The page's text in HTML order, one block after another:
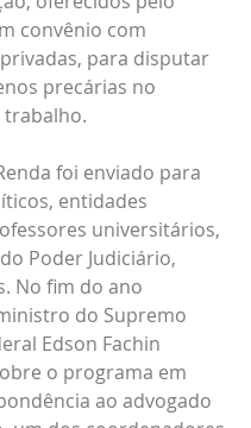
convênio com
para disputar
precárias no
trabalho.
foi enviado para
entidades
universitários,
Poder Judiciário,
No fim do ano
do Supremo
Edson Fachin
o programa em
ao advogado